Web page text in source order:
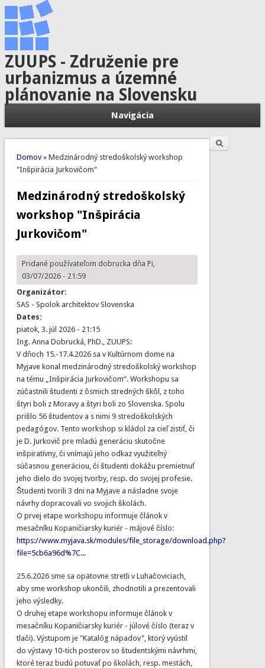
ZUUPS - Združenie pre
urbanizmus a územné
plánovanie na Slovensku
Navigácia
Nachádzate sa tu
Domov» Medzinárodný stredoškolský workshop
"Inšpirácia Jurkovičom"
Medzinárodný stredoškolský
workshop "Inšpirácia
Jurkovičom"
Pridané používateľom dobruckadňa Pi,
03/07/2026 - 21:59
Organizátor:
SAS - Spolok architektov Slovenska
Dates:
piatok, 3. júl 2026 - 21:15
Ing. Anna Dobrucká, PhD., ZUUPS:
V dňoch 15.-17.4.2026 sa v Kultúrnom dome na
Myjave konal medzinárodný stredoškolský workshop
na tému „Inšpirácia Jurkovičom“. Workshopu sa
zúčastnili študenti z ôsmich stredných škôl, z toho
štyri boli z Moravy a štyri boli zo Slovenska. Spolu
prišlo 56 študentov a s nimi 9 stredoškolských
pedagógov. Tento workshop si kládol za cieľ zistiť, či
je D. Jurkovič pre mladú generáciu skutočne
inšpiratívny, či vnímajú jeho odkaz využiteľný
súčasnou generáciou, či študenti dokážu premietnuť
jeho dielo do svojej tvorby, resp. do svojej profesie.
Študenti tvorili 3 dni na Myjave a násladne svoje
návrhy dopracovali vo svojich školách.
O prvej etape workshopu informuje článok v
mesačníku Kopaničiarsky kuriér - májové číslo:
https://www.myjava.sk/modules/file_storage/download.php?
file=5cb6a96d%7C...
25.6.2026 sme sa opätovne stretli v Luhačoviciach,
aby sme workshop ukončili, zhodnotili a prezentovali
jeho výsledky.
O druhej etape workshopu informuje článok v
mesačníku Kopaničiarsky kuriér - júlové číslo (teraz v
tlači). Výstupom je "Katalóg nápadov", ktorý vyústil
do výstavy 10-tich posterov so študentskými návrhmi,
ktoré teraz budú potuvať po školách, resp. mestách,
Vyhľadávanie Hľadať